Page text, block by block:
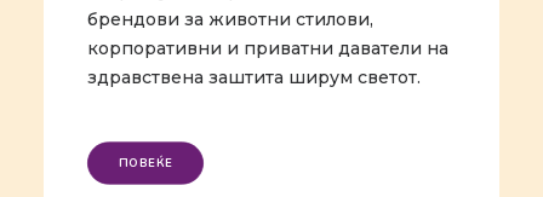
брендови за животни стилови,
корпоративни и приватни даватели на
здравствена заштита ширум светот.
ПОВЕЌЕ